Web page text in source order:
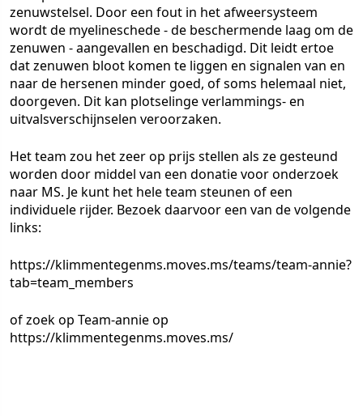
zenuwstelsel. Door een fout in het afweersysteem
wordt de myelineschede - de beschermende laag om de
zenuwen - aangevallen en beschadigd. Dit leidt ertoe
dat zenuwen bloot komen te liggen en signalen van en
naar de hersenen minder goed, of soms helemaal niet,
doorgeven. Dit kan plotselinge verlammings- en
uitvalsverschijnselen veroorzaken.
Het team zou het zeer op prijs stellen als ze gesteund
worden door middel van een donatie voor onderzoek
naar MS. Je kunt het hele team steunen of een
individuele rijder. Bezoek daarvoor een van de volgende
links:
https://klimmentegenms.moves.ms/teams/team-annie?
tab=team_members
of zoek op Team-annie op
https://klimmentegenms.moves.ms/